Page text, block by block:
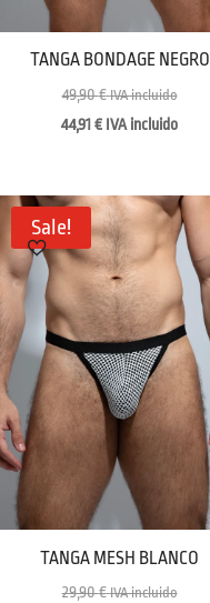
TANGA BONDAGE NEGRO
49,90€ IVA incluido
44,91€ IVA incluido
Sale!
TANGA MESH BLANCO
29,90€ IVA incluido